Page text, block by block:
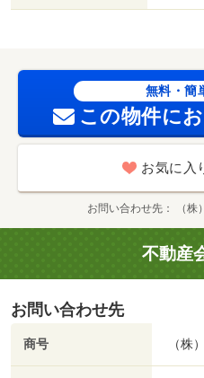
無料・簡
この物件に
お気に入
お問い合わせ先 （
不動産
お問い合わせ先
商号 （株